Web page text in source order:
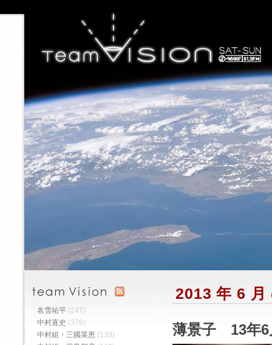
2013 年 6 月
薄景子 13年6
名雪祐平 (247)
中村直史 (376)
中村組・三國菜恵 (139)